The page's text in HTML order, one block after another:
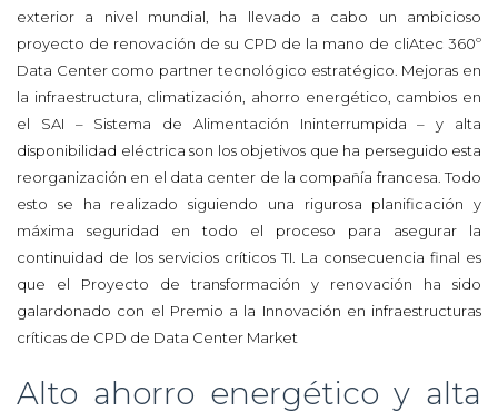
exterior a nivel mundial, ha llevado a cabo un ambicioso
proyecto de renovación de su CPD de la mano de cliAtec 360º
Data Center como partner tecnológico estratégico. Mejoras en
la infraestructura, climatización, ahorro energético, cambios en
el SAI – Sistema de Alimentación Ininterrumpida – y alta
disponibilidad eléctrica son los objetivos que ha perseguido esta
reorganización en el data center de la compañía francesa. Todo
esto se ha realizado siguiendo una rigurosa planificación y
máxima seguridad en todo el proceso para asegurar la
continuidad de los servicios críticos TI. La consecuencia final es
que el Proyecto de transformación y renovación ha sido
galardonado con el Premio a la Innovación en infraestructuras
críticas de CPD de Data Center Market
Alto ahorro energético y alta